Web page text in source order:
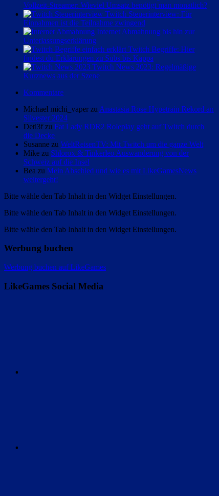
Vollzeit-Streamer: Wieviel Umsatz benötigt man monatlich?
Twitch Steuerinterview: Für
Einnahmen ist die Teilnahme zwingend
Internet Abmahnung bis hin zur
Unterlassungserklärung
Twitch Begriffe: Hier
findest du Erklärungen zu Subs bis Kappa
Twitch News 2023: Regelmäßige
Kurznews aus der Szene
Kommentare
Michael michi_vaper zu Anastasia Rose Hypetrain Rekord an
Silvester 2024
Detl3f zu Fat Lady RDR2 Roleplay geht auf Twitch durch
die Decke
Susanne zu WeltReisenTV: Mit Twitch um die ganze Welt
Mike zu Shlorox & Tinkerleo Auswanderung von der
Schweiz auf die Insel
Bea zu Mein Abschied und wie es mit LikeGamesNews
weitergeht!
Bitte wähle den Tab Inhalt in den Widget Einstellungen.
Bitte wähle den Tab Inhalt in den Widget Einstellungen.
Bitte wähle den Tab Inhalt in den Widget Einstellungen.
Werbung buchen
Werbung buchen auf LikeGames
LikeGames Social Media